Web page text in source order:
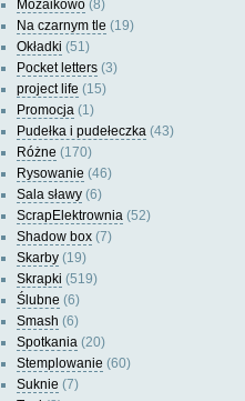
Mozaikowo (8)
Na czarnym tle (19)
Okładki (51)
Pocket letters (3)
project life (15)
Promocja (1)
Pudełka i pudełeczka (43)
Różne (170)
Rysowanie (46)
Sala sławy (6)
ScrapElektrownia (52)
Shadow box (7)
Skarby (19)
Skrapki (519)
Ślubne (6)
Smash (6)
Spotkania (20)
Stemplowanie (60)
Suknie (7)